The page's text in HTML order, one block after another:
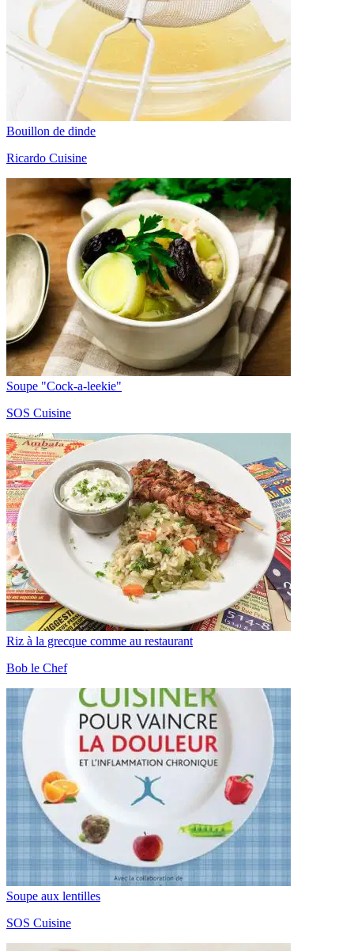
Bouillon de dinde
Ricardo Cuisine
Soupe "Cock-a-leekie"
SOS Cuisine
Riz à la grecque comme au restaurant
Bob le Chef
Soupe aux lentilles
SOS Cuisine